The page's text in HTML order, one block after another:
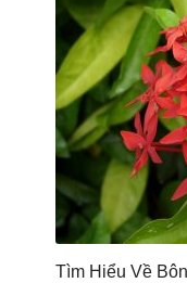
Tìm Hiểu Về